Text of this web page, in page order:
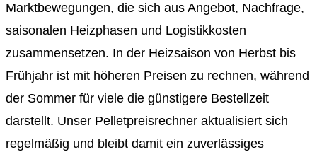
Marktbewegungen, die sich aus Angebot, Nachfrage,
saisonalen Heizphasen und Logistikkosten
zusammensetzen. In der Heizsaison von Herbst bis
Frühjahr ist mit höheren Preisen zu rechnen, während
der Sommer für viele die günstigere Bestellzeit
darstellt. Unser Pelletpreisrechner aktualisiert sich
regelmäßig und bleibt damit ein zuverlässiges